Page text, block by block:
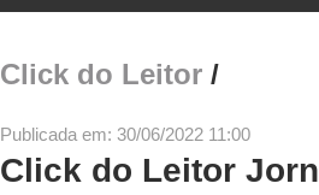
Click do Leitor /
Publicada em: 30/06/2022 11:00
Click do Leitor